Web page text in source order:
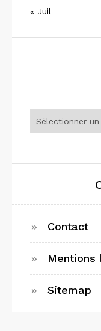
« Juil
Contact
Mentions
Sitemap